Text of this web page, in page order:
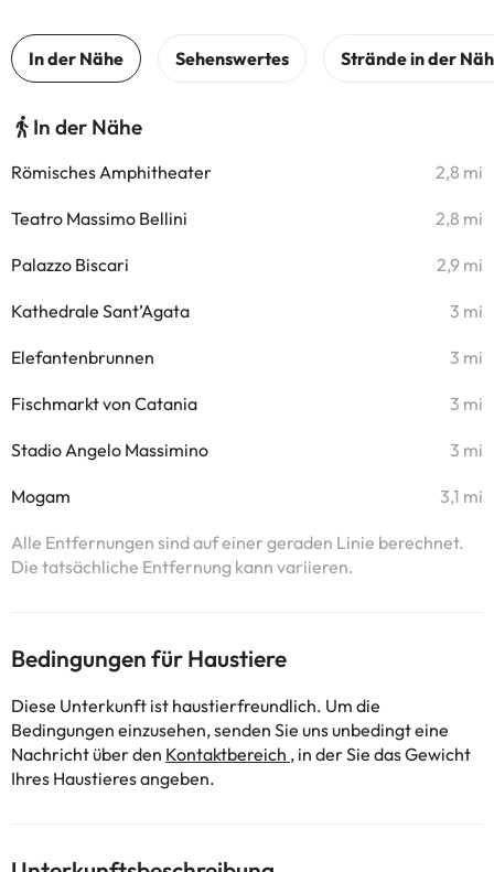
In der Nähe
Römisches Amphitheater 2,8 mi
Teatro Massimo Bellini 2,8 mi
Palazzo Biscari 2,9 mi
Kathedrale Sant’Agata 3 mi
Elefantenbrunnen 3 mi
Fischmarkt von Catania 3 mi
Stadio Angelo Massimino 3 mi
Mogam 3,1 mi
Alle Entfernungen sind auf einer geraden Linie berechnet.
Die tatsächliche Entfernung kann variieren.
Bedingungen für Haustiere
Diese Unterkunft ist haustierfreundlich. Um die
Bedingungen einzusehen, senden Sie uns unbedingt eine
Nachricht über den Kontaktbereich , in der Sie das Gewicht
Ihres Haustieres angeben.